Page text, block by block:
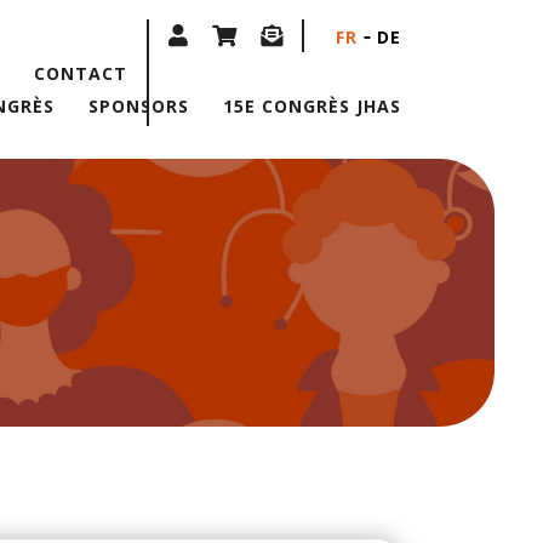
SPONSORS 15E CONGRÈS JHAS
CONTACT
FR DE